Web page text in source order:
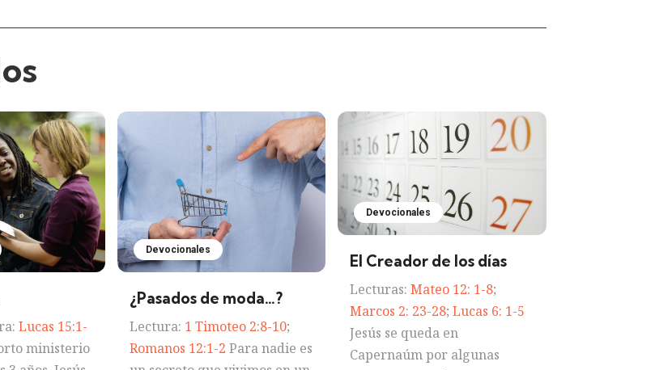
Lucas 15:1-
ministerio
Devocionales
¿Pasados de moda…?
Lectura: 1 Timoteo 2:8-10;
Romanos 12:1-2 Para nadie es
Devocionales
El Creador de los días
Lecturas:Mateo 12: 1-8;
Marcos 2: 23-28;Lucas 6: 1-5
Jesús se queda en
Capernaúm por algunas